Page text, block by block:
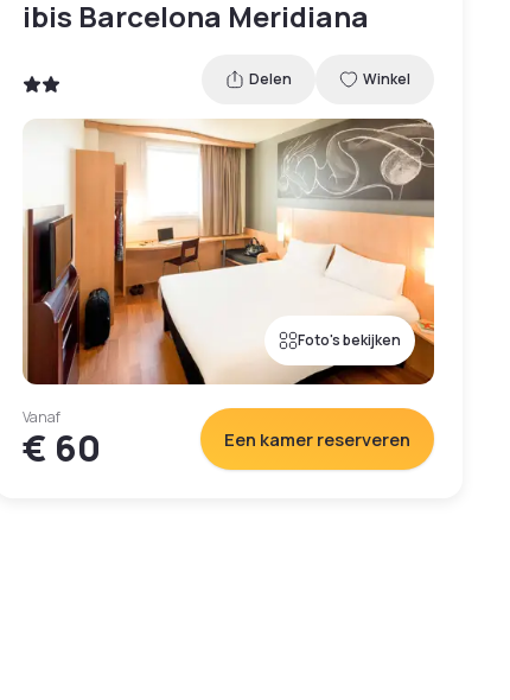
ibis Barcelona Meridiana
Delen Winkel
Foto's bekijken
Vanaf
€ 60 Een kamer reserveren